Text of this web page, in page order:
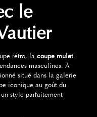
le
rétro, la coupe mulet
masculines. À
situé dans la galerie
iconique au goût du
style parfaitement